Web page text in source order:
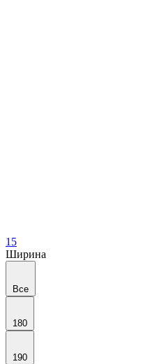
15
Ширина
Все
180
190